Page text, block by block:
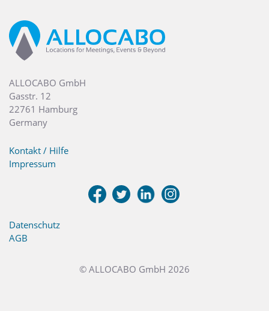
ALLOCABO GmbH
Gasstr. 12
22761 Hamburg
Germany
Kontakt / Hilfe
Impressum
Datenschutz
AGB
© ALLOCABO GmbH 2026